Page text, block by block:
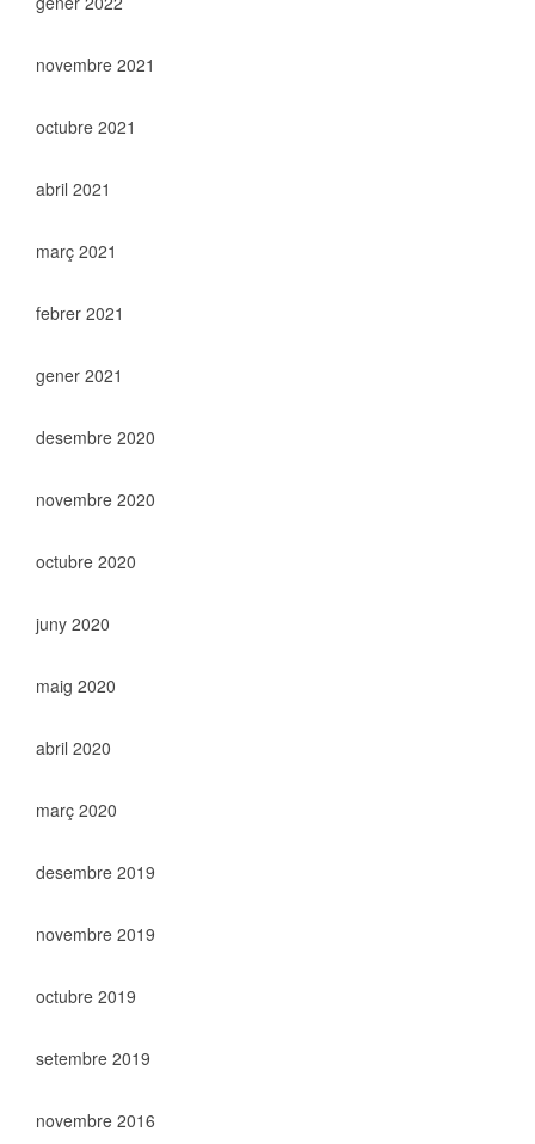
novembre 2021
octubre 2021
abril 2021
març 2021
febrer 2021
gener 2021
desembre 2020
novembre 2020
octubre 2020
juny 2020
maig 2020
abril 2020
març 2020
desembre 2019
novembre 2019
octubre 2019
setembre 2019
novembre 2016